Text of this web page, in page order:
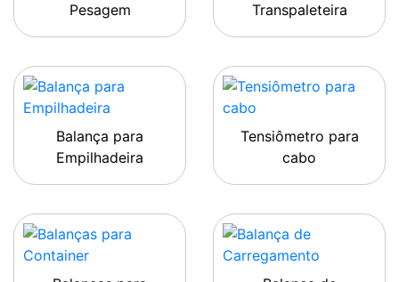
Pesagem
Transpaleteira
Balança para
Empilhadeira
Tensiômetro para
cabo